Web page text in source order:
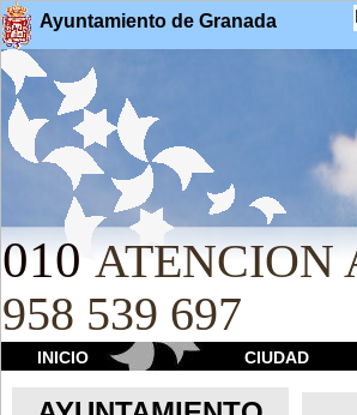
Ayuntamiento de Granada
010 ATENCION
958 539 697
INICIO CIUDAD